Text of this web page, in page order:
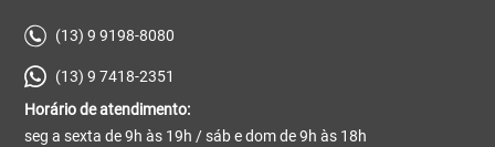
(13) 9 9198-8080
(13) 9 7418-2351
Horário de atendimento:
seg a sexta de 9h às 19h / sáb e dom de 9h às 18h